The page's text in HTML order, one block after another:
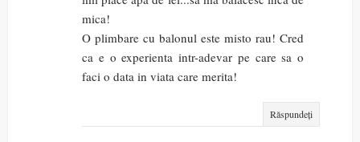
mica!
O plimbare cu balonul este misto rau! Cred
ca e o experienta intr-adevar pe care sa o
faci o data in viata care merita!
Răspundeți